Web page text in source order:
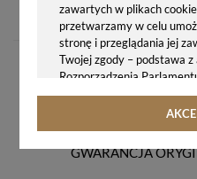
zawartych w plikach
przetwarzamy w celu
stronę i przeglądania jej
Twojej zgody – podstawa
Rozporządzenia
2016/679 z 27.04.2016 r.
fizycznych w związku z
rozporządzenie o
GWARANCJA